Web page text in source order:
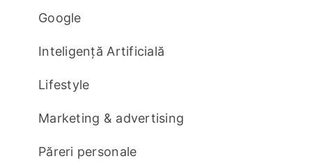
Google
Inteligență Artificială
Lifestyle
Marketing & advertising
Păreri personale